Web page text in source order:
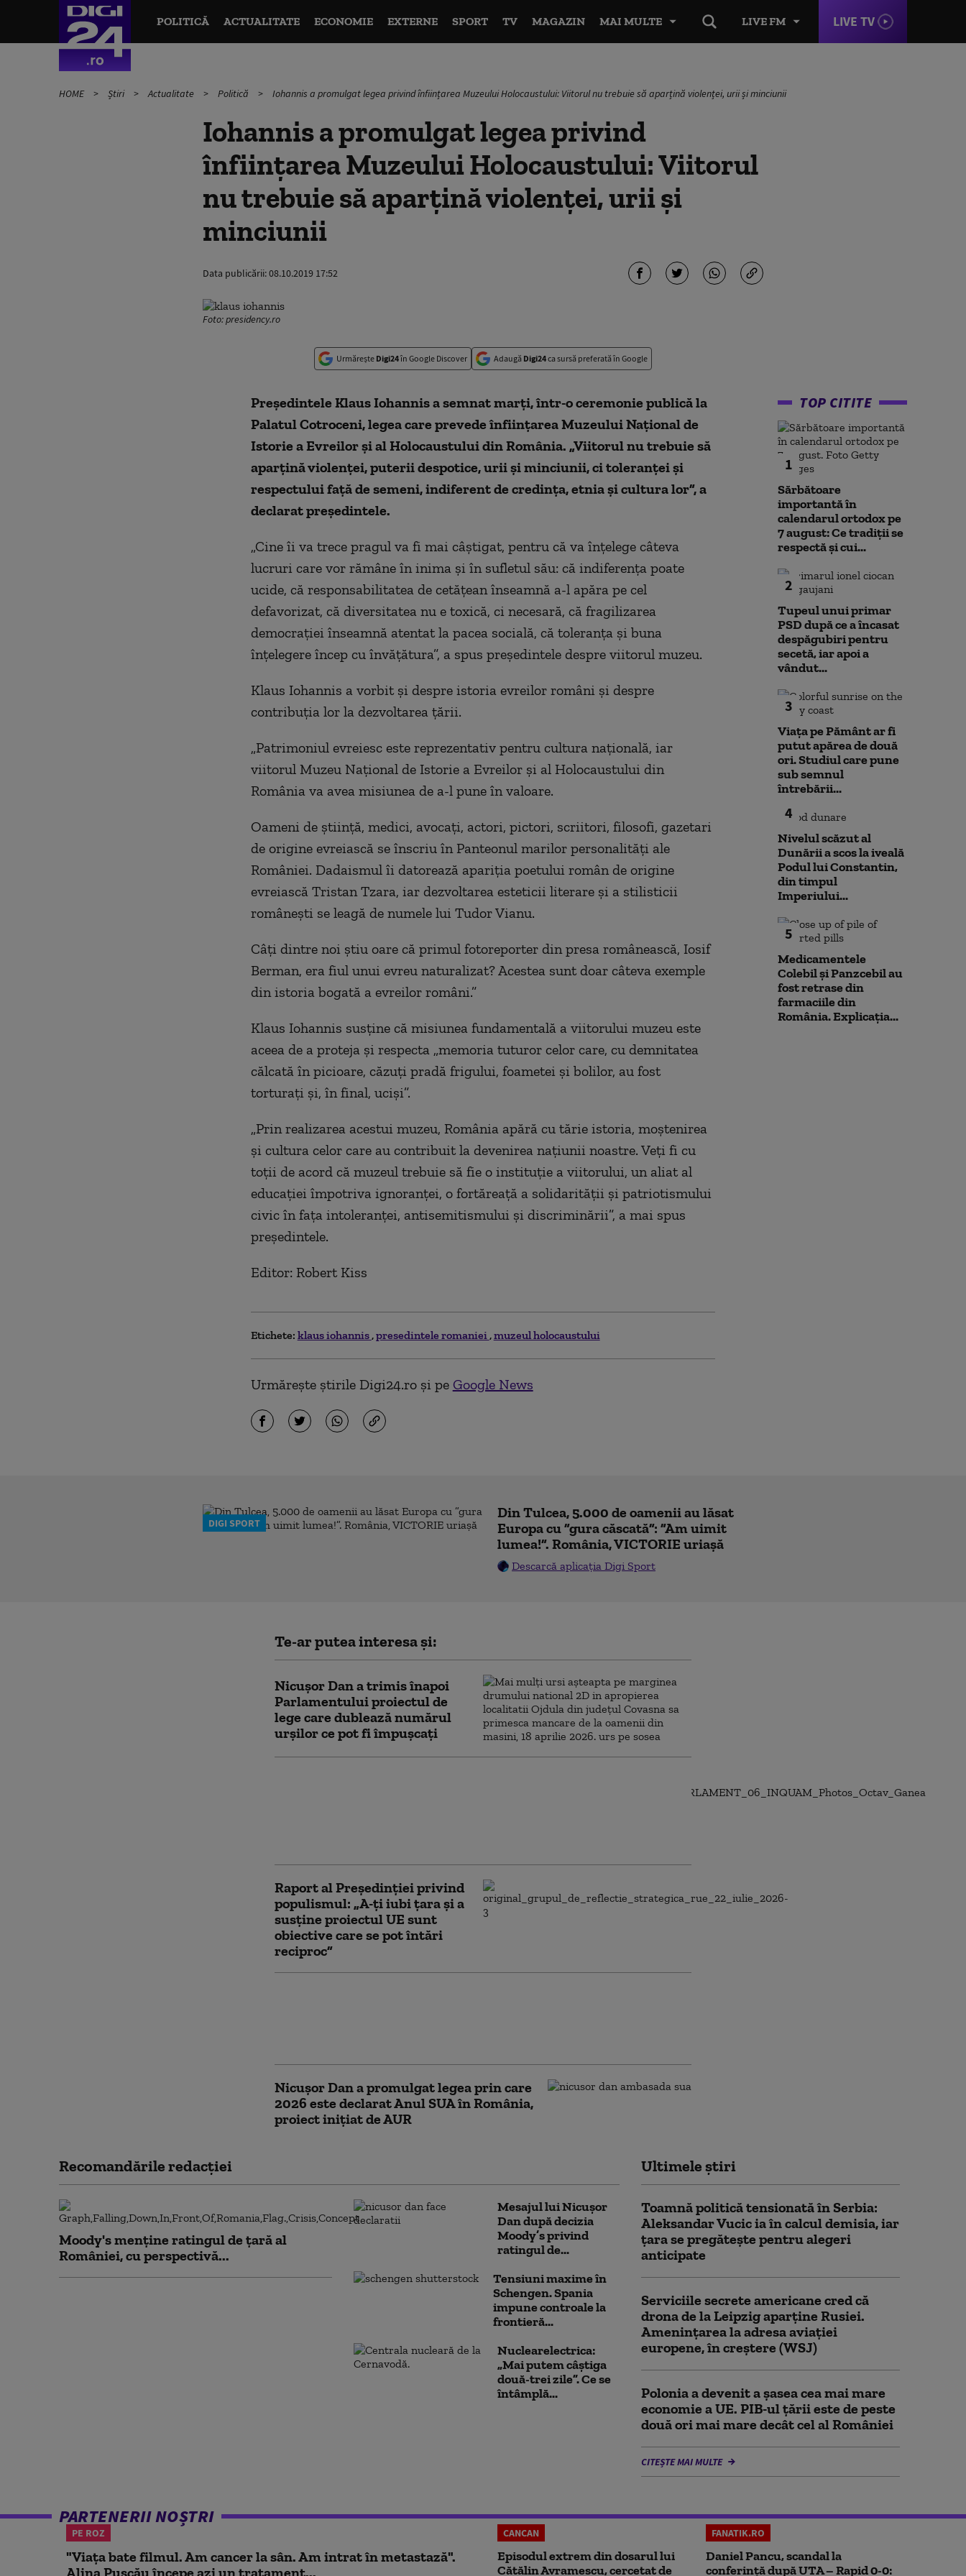
LIVE FM LIVE TV
POLITICĂ ACTUALITATE ECONOMIE EXTERNE SPORT TV MAGAZIN MAI MULTE
HOME Știri Actualitate Politică Iohannis a promulgat legea privind înființarea Muzeului Holocaustului: Viitorul nu trebuie să aparțină violenței, urii și minciunii
Iohannis a promulgat legea privind
înființarea Muzeului Holocaustului: Viitorul
nu trebuie să aparțină violenței, urii și
minciunii
Data publicării:08.10.2019 17:52
Foto: presidency.ro
Urmărește Digi24în Google Discover Adaugă Digi24ca sursă preferată în Google
Președintele Klaus Iohannis a semnat marți, într-o ceremonie publică la
Palatul Cotroceni, legea care prevede înființarea Muzeului Național de
Istorie a Evreilor şi al Holocaustului din România. „Viitorul nu trebuie să
aparțină violenței, puterii despotice, urii și minciunii, ci toleranței și
respectului față de semeni, indiferent de credința, etnia și cultura lor”, a
declarat președintele.
„Cine îi va trece pragul va fi mai câștigat, pentru că va înțelege câteva
lucruri care vor rămâne în inima și în sufletul său: că indiferența poate
ucide, că responsabilitatea de cetățean înseamnă a-l apăra pe cel
defavorizat, că diversitatea nu e toxică, ci necesară, că fragilizarea
democrației înseamnă atentat la pacea socială, că toleranța și buna
înțelegere încep cu învățătura”, a spus președintele despre viitorul muzeu.
Klaus Iohannis a vorbit și despre istoria evreilor români și despre
contribuția lor la dezvoltarea țării.
„Patrimoniul evreiesc este reprezentativ pentru cultura națională, iar
viitorul Muzeu Național de Istorie a Evreilor și al Holocaustului din
România va avea misiunea de a-l pune în valoare.
Oameni de știință, medici, avocați, actori, pictori, scriitori, filosofi, gazetari
de origine evreiască se înscriu în Panteonul marilor personalități ale
României. Dadaismul îi datorează apariția poetului român de origine
evreiască Tristan Tzara, iar dezvoltarea esteticii literare și a stilisticii
românești se leagă de numele lui Tudor Vianu.
Câți dintre noi știu oare că primul fotoreporter din presa românească, Iosif
Berman, era fiul unui evreu naturalizat? Acestea sunt doar câteva exemple
din istoria bogată a evreilor români.”
Klaus Iohannis susține că misiunea fundamentală a viitorului muzeu este
aceea de a proteja și respecta „memoria tuturor celor care, cu demnitatea
călcată în picioare, căzuți pradă frigului, foametei și bolilor, au fost
torturați și, în final, uciși”.
„Prin realizarea acestui muzeu, România apără cu tărie istoria, moștenirea
și cultura celor care au contribuit la devenirea națiunii noastre. Veți fi cu
toții de acord că muzeul trebuie să fie o instituție a viitorului, un aliat al
educației împotriva ignoranței, o fortăreață a solidarității și patriotismului
civic în fața intoleranței, antisemitismului și discriminării”, a mai spus
președintele.
Editor: Robert Kiss
Etichete: klaus iohannis presedintele romaniei muzeul holocaustului
Urmărește știrile Digi24.ro și pe Google News
TOP CITITE
1
Sărbătoare
importantă în
calendarul ortodox pe
7 august: Ce tradiții se
respectă și cui...
2
Tupeul unui primar
PSD după ce a încasat
despăgubiri pentru
secetă, iar apoi a
vândut...
3
Viața pe Pământ ar fi
putut apărea de două
ori. Studiul care pune
sub semnul
întrebării...
4
Nivelul scăzut al
Dunării a scos la iveală
Podul lui Constantin,
din timpul
Imperiului...
5
Medicamentele
Colebil și Panzcebil au
fost retrase din
farmaciile din
România. Explicația...
DIGI SPORT
Din Tulcea, 5.000 de oamenii au lăsat
Europa cu ”gura căscată”: ”Am uimit
lumea!”. România, VICTORIE uriașă
Descarcă aplicația Digi Sport
Te-ar putea interesa și:
Nicușor Dan a trimis înapoi
Parlamentului proiectul de
lege care dublează numărul
urșilor ce pot fi împușcați
Raport al Președinției privind
populismul: „A-ţi iubi ţara şi a
susţine proiectul UE sunt
obiective care se pot întări
reciproc”
Nicuşor Dan a promulgat legea prin care
2026 este declarat Anul SUA în România,
proiect inițiat de AUR
Recomandările redacţiei
Moody's menține ratingul de țară al
României, cu perspectivă...
Mesajul lui Nicușor
Dan după decizia
Moody’s privind
ratingul de...
Tensiuni maxime în
Schengen. Spania
impune controale la
frontieră...
Nuclearelectrica:
„Mai putem câștiga
două-trei zile”. Ce se
întâmplă...
Ultimele știri
Toamnă politică tensionată în Serbia:
Aleksandar Vucic ia în calcul demisia, iar
țara se pregătește pentru alegeri
anticipate
Serviciile secrete americane cred că
drona de la Leipzig aparține Rusiei.
Amenințarea la adresa aviației
europene, în creștere (WSJ)
Polonia a devenit a șasea cea mai mare
economie a UE. PIB-ul țării este de peste
două ori mai mare decât cel al României
CITEȘTE MAI MULTE
PARTENERII NOȘTRI
PE ROZ
"Viața bate filmul. Am cancer la sân. Am intrat în metastază".
Alina Pușcău începe azi un tratament...
CANCAN
Episodul extrem din dosarul lui
Cătălin Avramescu, cercetat de
FANATIK.RO
Daniel Pancu, scandal la
conferință după UTA – Rapid 0-0: